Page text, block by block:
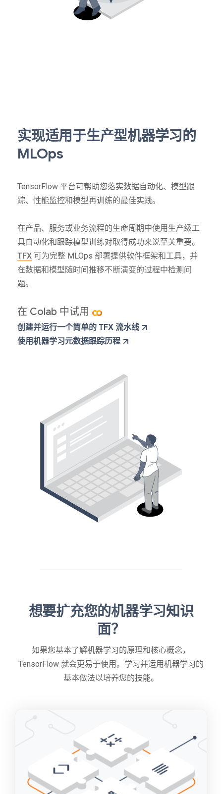
实现适用于生产型机器学习的
MLOps
TensorFlow 平台可帮助您落实数据自动化、模型跟
踪、性能监控和模型再训练的最佳实践。
在产品、服务或业务流程的生命周期中使用生产级工
具自动化和跟踪模型训练对取得成功来说至关重要。
TFX 可为完整 MLOps 部署提供软件框架和工具，并
在数据和模型随时间推移不断演变的过程中检测问
题。
在 Colab 中试用
创建并运行一个简单的 TFX 流水线
使用机器学习元数据跟踪历程
想要扩充您的机器学习知识
面？
如果您基本了解机器学习的原理和核心概念，
TensorFlow 就会更易于使用。学习并运用机器学习的
基本做法以培养您的技能。